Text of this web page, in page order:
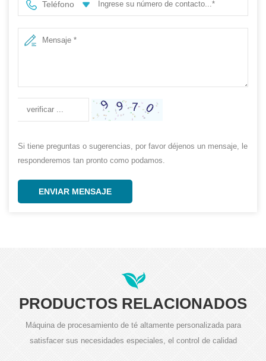
Teléfono
Si tiene preguntas o sugerencias, por favor déjenos un mensaje, le
responderemos tan pronto como podamos.
ENVIAR MENSAJE
PRODUCTOS RELACIONADOS
Máquina de procesamiento de té altamente personalizada para
satisfacer sus necesidades especiales, el control de calidad